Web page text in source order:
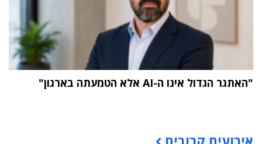
"האתגר הגדול אינו ה-AI אלא הטמעתה בארגון"
אירועים קרובים